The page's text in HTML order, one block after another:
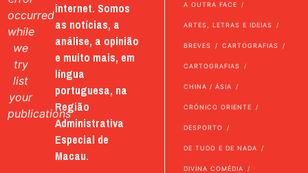
occurred
while
we
try
list
your
publications
internet. Somos
as notícias, a
análise, a opinião
e muito mais, em
língua
portuguesa, na
Região
Administrativa
Especial de
Macau.
A OUTRA FACE
ARTES, LETRAS E IDEIAS
BREVES CARTOGRAFIAS
CARTOGRAFIAS
CHINA / ÁSIA
CRÓNICO ORIENTE
DESPORTO
DE TUDO E DE NADA
DIVINA COMÉDIA